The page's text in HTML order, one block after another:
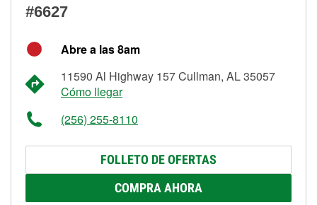
#6627
Abre a las 8am
11590 Al Highway 157 Cullman, AL 35057
Cómo llegar
(256) 255-8110
FOLLETO DE OFERTAS
COMPRA AHORA